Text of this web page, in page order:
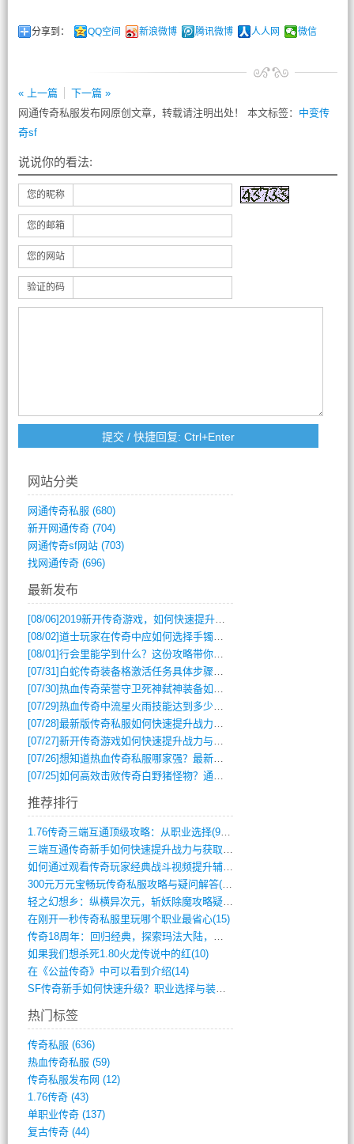
分享到： QQ空间 新浪微博 腾讯微博 人人网 微信
« 上一篇
下一篇 »
网通传奇私服发布网原创文章，转载请注明出处！ 本文标签： 中变传
奇sf
说说你的看法:
您的昵称
您的邮箱
您的网站
验证的码
网站分类
网通传奇私服 (680)
新开网通传奇(704)
网通传奇sf网站(703)
找网通传奇(696)
最新发布
[08/06]2019新开传奇游戏，如何快速提升角色等级？
[08/02]道士玩家在传奇中应如何选择手镯装备？
[08/01]行会里能学到什么？这份攻略带你全掌握
[07/31] 白蛇传奇装备格激活任务具体步骤是什么？如何完成？
[07/30]热血传奇荣誉守卫死神弑神装备如何获取与佩戴攻略？
[07/29]热血传奇中流星火雨技能达到多少级可以开始练装备？
[07/28]最新版传奇私服如何快速提升战力与获取稀有装备？
[07/27]新开传奇游戏如何快速提升战力与获取稀有装备？
[07/26]想知道热血传奇私服哪家强？最新排行榜攻略全解析
[07/25]如何高效击败传奇白野猪怪物？通关技巧全解析
推荐排行
1.76传奇三端互通顶级攻略：从职业选择(972)
三端互通传奇新手如何快速提升战力与获取稀(379)
如何通过观看传奇玩家经典战斗视频提升辅助(661)
300元万元宝畅玩传奇私服攻略与疑问解答(828)
轻之幻想乡：纵横异次元，斩妖除魔攻略疑云(404)
在刚开一秒传奇私服里玩哪个职业最省心(15)
传奇18周年：回归经典，探索玛法大陆，寻(798)
如果我们想杀死1.80火龙传说中的红(10)
在《公益传奇》中可以看到介绍(14)
SF传奇新手如何快速升级？职业选择与装备(711)
热门标签
传奇私服 (636)
热血传奇私服 (59)
传奇私服发布网 (12)
1.76传奇(43)
单职业传奇(137)
复古传奇(44)